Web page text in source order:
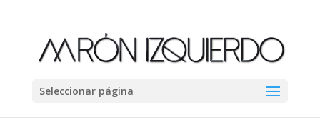
Seleccionar página